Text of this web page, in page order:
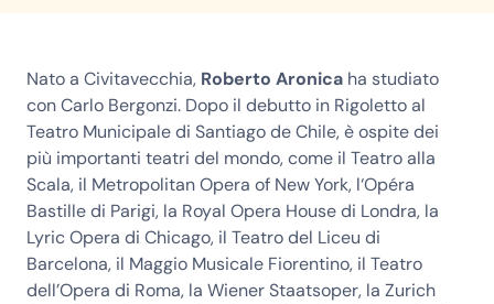
Nato a Civitavecchia, Roberto Aronica ha studiato
con Carlo Bergonzi. Dopo il debutto in Rigoletto al
Teatro Municipale di Santiago de Chile, è ospite dei
più importanti teatri del mondo, come il Teatro alla
Scala, il Metropolitan Opera of New York, l‘Opéra
Bastille di Parigi, la Royal Opera House di Londra, la
Lyric Opera di Chicago, il Teatro del Liceu di
Barcelona, il Maggio Musicale Fiorentino, il Teatro
dell’Opera di Roma, la Wiener Staatsoper, la Zurich